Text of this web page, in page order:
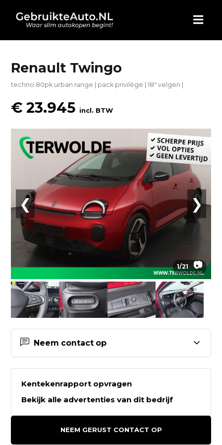
HOME
AUTO KOPEN
BLOG
WIE ZIJN WIJ
CONTACT
Renault Twingo
techno 80pk urban range | pack privilège | 18" velgen |
€ 23.945 incl. BTW
❮ ❯
1/21 📷
Neem contact op
Contactgegevens Terwolde
Delfzijl
Kentekenrapport opvragen
Bekijk alle advertenties van dit bedrijf
NEEM GERUST CONTACT OP